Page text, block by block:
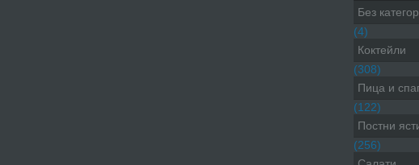
Без
(4)
Коктейли
(308)
Пица и
(122)
Постни
(256)